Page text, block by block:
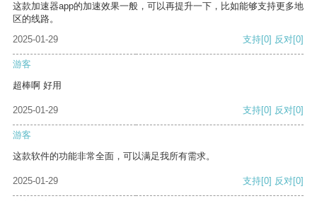
这款加速器app的加速效果一般，可以再提升一下，比如能够支持更多地
区的线路。
2025-01-29
支持[0] 反对[0]
游客
超棒啊 好用
2025-01-29 支持[0] 反对[0]
游客
这款软件的功能非常全面，可以满足我所有需求。
2025-01-29 支持[0] 反对[0]